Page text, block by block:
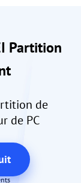
Partition
de
de PC